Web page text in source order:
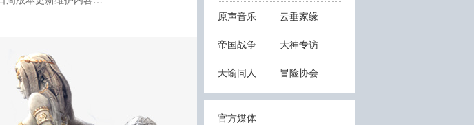
原声音乐 云垂家缘
帝国战争 大神专访
天谕同人 冒险协会
云垂战报
官方媒体